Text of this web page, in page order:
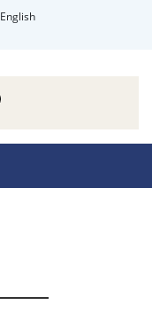
English